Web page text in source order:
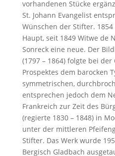
vorhandenen Stücke
St. Johann Evangelist
Wünschen der Stifter.
Haupt, seit 1849 Witwe de
Sonreck eine neue. Der
(1797 – 1864) folgte bei der
Prospektes dem barocken
symmetrischen,
entsprechen jedoch dem
Frankreich zur Zeit des
(regierte 1830 – 1848) in
unter der mittleren
Stifter. Das Werk wurde
Bergisch Gladbach